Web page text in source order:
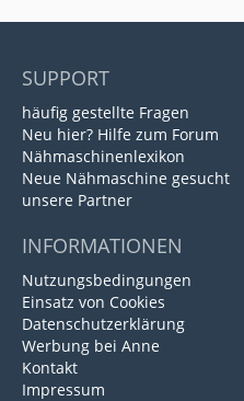
SUPPORT
häufig gestellte Fragen
Neu hier? Hilfe zum Forum
Nähmaschinenlexikon
Neue Nähmaschine gesucht
unsere Partner
INFORMATIONEN
Nutzungsbedingungen
Einsatz von Cookies
Datenschutzerklärung
Werbung bei Anne
Kontakt
Impressum